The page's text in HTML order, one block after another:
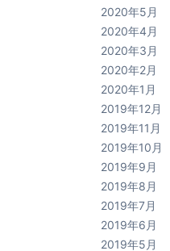
2020年5月
2020年4月
2020年3月
2020年2月
2020年1月
2019年12月
2019年11月
2019年10月
2019年9月
2019年8月
2019年7月
2019年6月
2019年5月